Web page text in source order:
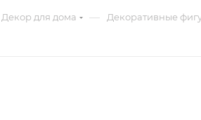
Декор для дома — Декоративные